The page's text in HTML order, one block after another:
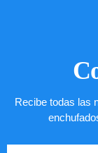
Recibe todas las